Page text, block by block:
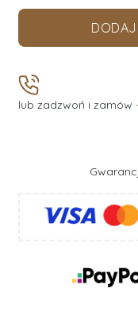
lub zadzwoń i zamów